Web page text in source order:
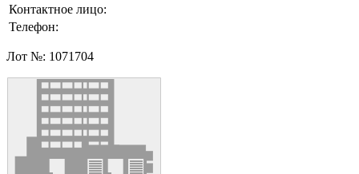
Контактное лицо:
Телефон:
Лот №: 1071704